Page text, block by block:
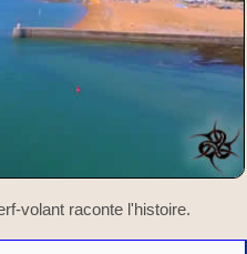
volant raconte l'histoire.